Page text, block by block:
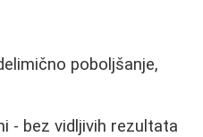
poboljšanje,
- bez vidljivih rezultata